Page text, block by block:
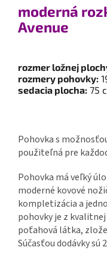
moderná
Avenue
rozmer ložnej
rozmery pohovky:
sedacia plocha: 75
Pohovka s
použiteľná pre
Pohovka má veľký
moderné kovové
kompletizácia a
pohovky je z kvalitnej
poťahová látka,
Súčasťou dodávky